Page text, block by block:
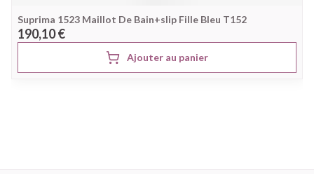
Suprima 1523 Maillot De Bain+slip Fille Bleu T152
190,10 €
Ajouter au panier